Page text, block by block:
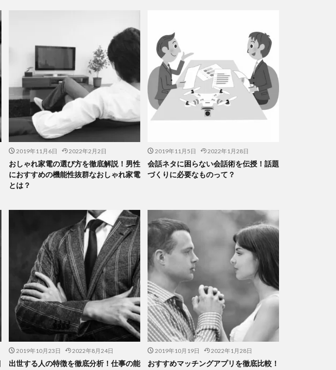
2019年11月6日 2022年2月2日
おしゃれ家電の選び方を徹底解説！男性
におすすめの機能性抜群なおしゃれ家電
とは？
2019年11月5日 2022年1月28日
会話ネタに困らない会話術を伝授！話題
づくりに必要なものって？
2019年10月23日 2022年8月24日
出世する人の特徴を徹底分析！仕事の能
2019年10月19日 2022年1月28日
おすすめマッチングアプリを徹底比較！